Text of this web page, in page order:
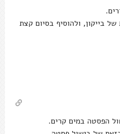
בייקון, ולהוסיף בסיום קצת
הפסטה במים קרים.